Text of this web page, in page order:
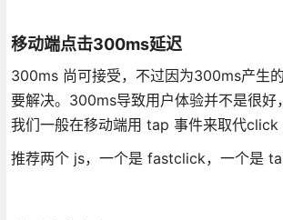
移动端点击300ms延迟
300ms 尚可接受，不过因为300ms产生
要解决。300ms导致用户体验并不是很好
我们一般在移动端用 tap 事件来取代click
推荐两个 js，一个是 fastclick，一个是